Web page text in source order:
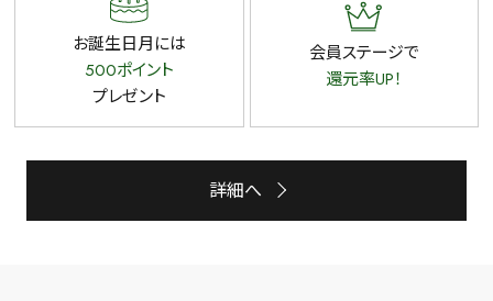
お誕生日月には
500ポイント
プレゼント
会員ステージで
還元率UP！
詳細へ